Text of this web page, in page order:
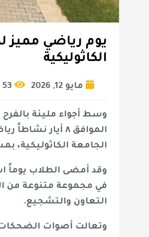
يوم رياضي مميز
الكاثوليكية
مايو 12, 2026 53
وسط أجواء مليئة
الموافق ٨ أيار
الجامعة الكاثوليكية،
وقد أمضى الطلاب يوماً
في مجموعة متنوعة من
التعاون والتشجيع.
وتعالت أصوات الضحكات،